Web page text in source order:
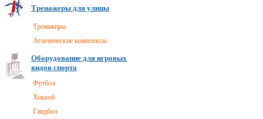
Тренажеры для улицы
Тренажеры
Атлетические комплексы
Оборудование для игровых
видов спорта
Футбол
Хоккей
Гандбол